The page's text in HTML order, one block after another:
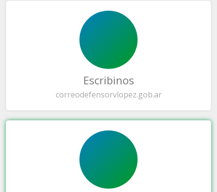
Escribinos
correodefensorvlopez.gob.ar